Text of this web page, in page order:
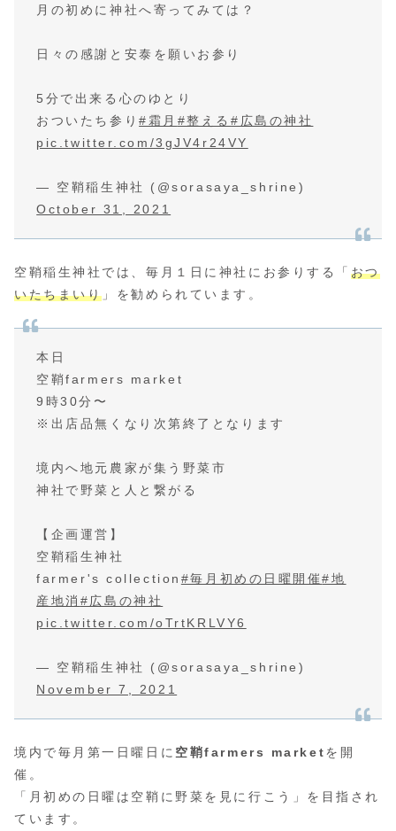
月の初めに神社へ寄ってみては？
日々の感謝と安泰を願いお参り
5分で出来る心のゆとり
おついたち参り#霜月 #整える#広島の神社
pic.twitter.com/3gJV4r24VY
— 空鞘稲生神社 (@sorasaya_shrine)
October 31, 2021
空鞘稲生神社では、毎月１日に神社にお参りする「 おつ
いたちまいり 」を勧められています。
本日
空鞘farmers market
9時30分〜
※出店品無くなり次第終了となります
境内へ地元農家が集う野菜市
神社で野菜と人と繋がる
【企画運営】
空鞘稲生神社
farmer's collection #毎月初めの日曜開催#地
産地消 #広島の神社
pic.twitter.com/oTrtKRLVY6
— 空鞘稲生神社 (@sorasaya_shrine)
November 7, 2021
境内で毎月第一日曜日に 空鞘farmers marketを開
催。
「月初めの日曜は空鞘に野菜を見に行こう」を目指され
ています。